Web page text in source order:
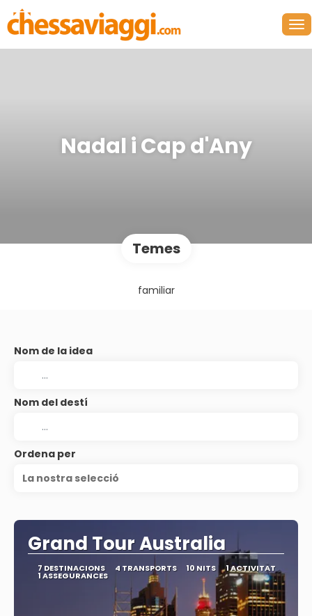
Nadal i Cap d'Any
Temes
familiar
Nom de la idea
Nom del destí
Ordena per
La nostra selecció
Grand Tour Australia
7 DESTINACIONS 4 TRANSPORTS 10 NITS 1 ACTIVITAT
1 ASSEGURANCES